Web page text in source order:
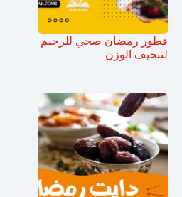
فطور رمضان صحي للرجيم
لتنحيف الوزن